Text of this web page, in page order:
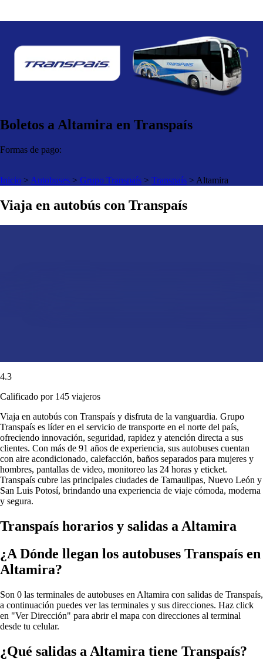
Boletos a Altamira en Transpaís
Formas de pago:
Inicio > Autobuses > Grupo Transpaís > Transpaís > Altamira
Viaja en autobús con Transpaís
4.3
Calificado por 145 viajeros
Viaja en autobús con Transpaís y disfruta de la vanguardia. Grupo
Transpaís es líder en el servicio de transporte en el norte del país,
ofreciendo innovación, seguridad, rapidez y atención directa a sus
clientes. Con más de 91 años de experiencia, sus autobuses cuentan
con aire acondicionado, calefacción, baños separados para mujeres y
hombres, pantallas de video, monitoreo las 24 horas y eticket.
Transpaís cubre las principales ciudades de Tamaulipas, Nuevo León y
San Luis Potosí, brindando una experiencia de viaje cómoda, moderna
y segura.
Transpaís horarios y salidas a Altamira
¿A Dónde llegan los autobuses Transpaís en
Altamira?
Son 0 las terminales de autobuses en Altamira con salidas de Transpaís,
a continuación puedes ver las terminales y sus direcciones. Haz click
en "Ver Dirección" para abrir el mapa con direcciones al terminal
desde tu celular.
¿Qué salidas a Altamira tiene Transpaís?